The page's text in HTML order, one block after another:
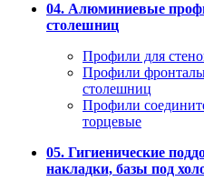
04. Алюминиевые
столешниц
Профили для
Профили
столешниц
Профили
торцевые
05. Гигиенические
накладки, базы под